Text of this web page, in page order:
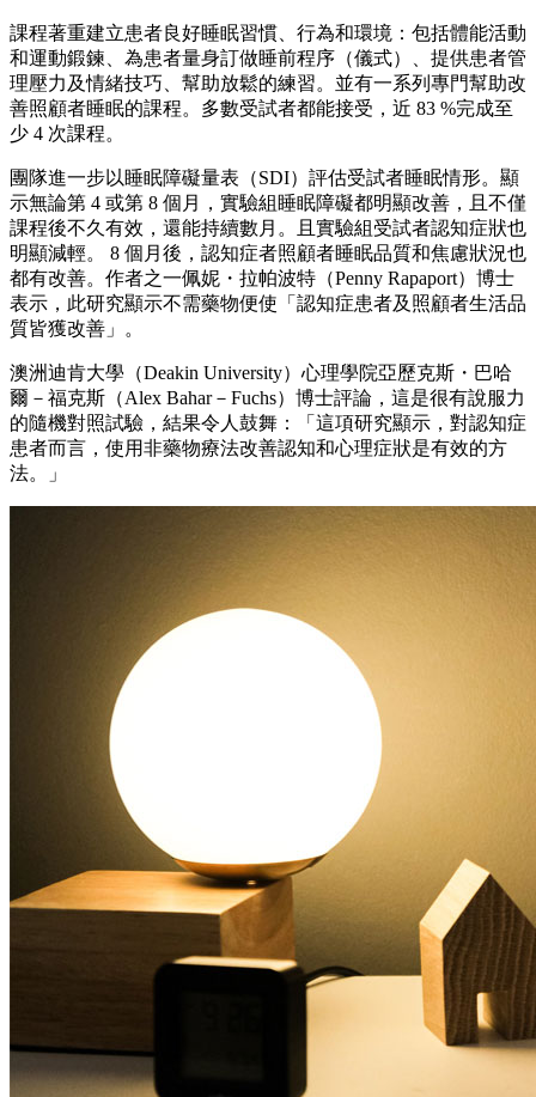
課程著重建立患者良好睡眠習慣、行為和環境：包括體能活動
和運動鍛鍊、為患者量身訂做睡前程序（儀式）、提供患者管
理壓力及情緒技巧、幫助放鬆的練習。並有一系列專門幫助改
善照顧者睡眠的課程。多數受試者都能接受，近 83 %完成至
少 4 次課程。
團隊進一步以睡眠障礙量表（SDI）評估受試者睡眠情形。顯
示無論第 4 或第 8 個月，實驗組睡眠障礙都明顯改善，且不僅
課程後不久有效，還能持續數月。且實驗組受試者認知症狀也
明顯減輕。 8 個月後，認知症者照顧者睡眠品質和焦慮狀況也
都有改善。作者之一佩妮・拉帕波特（Penny Rapaport）博士
表示，此研究顯示不需藥物便使「認知症患者及照顧者生活品
質皆獲改善」。
澳洲迪肯大學（Deakin University）心理學院亞歷克斯・巴哈
爾－福克斯（Alex Bahar－Fuchs）博士評論，這是很有說服力
的隨機對照試驗，結果令人鼓舞：「這項研究顯示，對認知症
患者而言，使用非藥物療法改善認知和心理症狀是有效的方
法。」